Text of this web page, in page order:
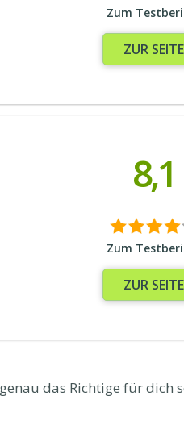
Zum
ZUR SEITE
8,1
Zum
ZUR SEITE
das Richtige für dich